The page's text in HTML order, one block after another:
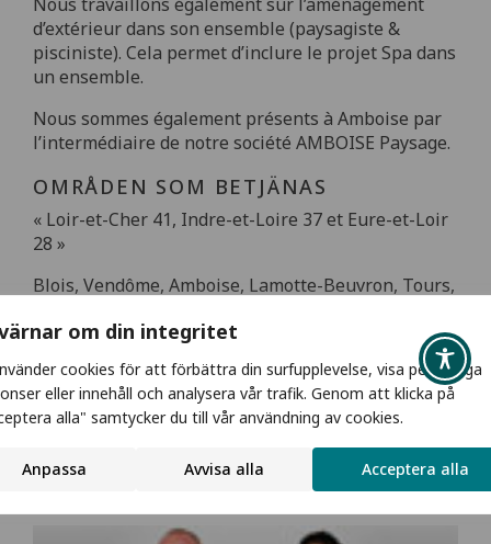
om din integritet
cookies för att förbättra din surfupplevelse, visa personliga
eller innehåll och analysera vår trafik. Genom att klicka på
alla" samtycker du till vår användning av cookies.
Anpassa Avvisa alla Acceptera alla
d’extérieur dans son ensemble (paysagiste &
pisciniste). Cela permet d’inclure le projet Spa dans
un ensemble.
Nous sommes également présents à Amboise par
l’intermédiaire de notre société AMBOISE Paysage.
OMRÅDEN SOM BETJÄNAS
« Loir-et-Cher 41, Indre-et-Loire 37 et Eure-et-Loir
28 »
Blois, Vendôme, Amboise, Lamotte-Beuvron, Tours,
Lanthenay, Chenonceau, Chaumont-sur-Loire, Le
Controis-en-Sologne, Mer, Saint-Calais, Morée,
Chenonceau, Bonneval, Le Mans, Châteaudun,
Brou, Beaugency, Salbris, Montlouis-sur-Loire,
Rochecorbon, Lamotte-Beuvron, Vernou-en-
sologne, Semblancay, Château-Renault.